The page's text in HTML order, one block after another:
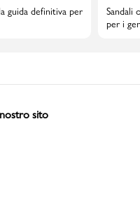
guida definitiva per
Sandali
per i
sito